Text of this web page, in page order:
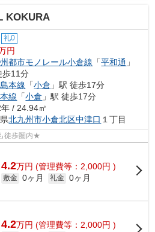
KOKURA
礼0
円
都市モノレール小倉線 「平和通 」
歩11分
本線 「小倉 」駅 徒歩17分
線 「小倉 」駅 徒歩17分
/ 24.94㎡
北九州市小倉北区中津口 １丁目
徒歩圏内★
4.2万円 (管理費等：2,000円 )
敷金 0ヶ月 礼金 0ヶ月
4.2万円 (管理費等：2,000円 )